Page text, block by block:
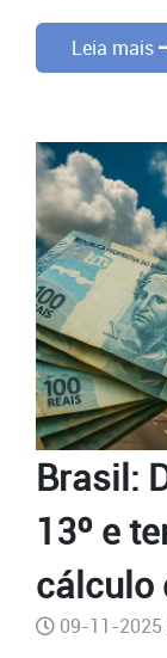
Leia mais
Brasil:
13º e
cálculo
09-11-2025